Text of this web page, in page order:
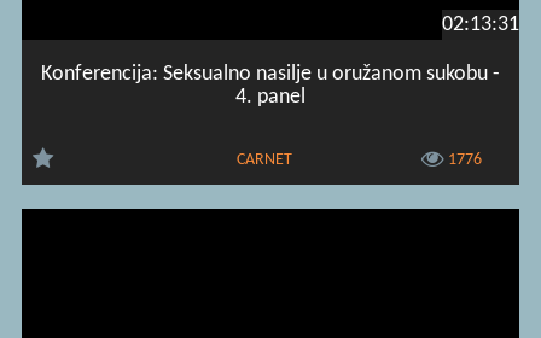
02:13:31
Konferencija: Seksualno nasilje u oružanom sukobu -
4. panel
CARNET 1776